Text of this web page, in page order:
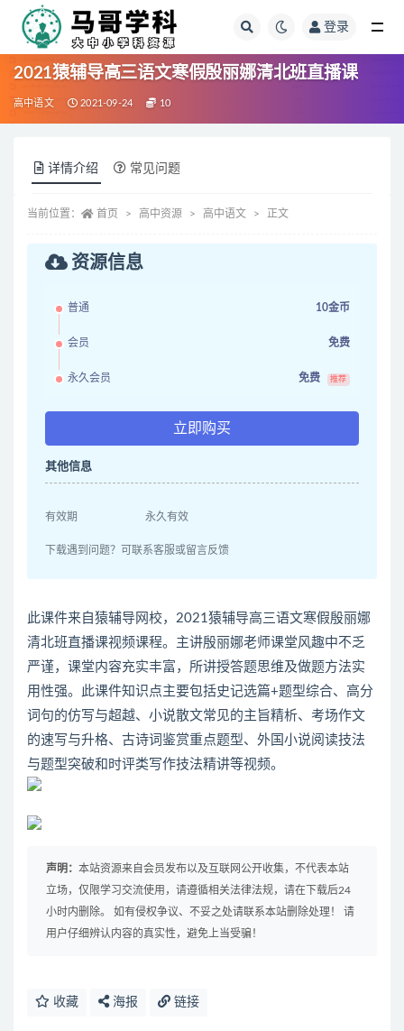
登录
2021猿辅导高三语文寒假殷丽娜清北班直播课
高中语文 2021-09-24 10
详情介绍 常见问题
当前位置： 首页 高中资源 高中语文 正文
资源信息
普通 10金币
会员 免费
永久会员 免费 推荐
立即购买
其他信息
有效期 永久有效
下载遇到问题？可联系客服或留言反馈
此课件来自猿辅导网校，2021猿辅导高三语文寒假殷丽娜
清北班直播课视频课程。主讲殷丽娜老师课堂风趣中不乏
严谨，课堂内容充实丰富，所讲授答题思维及做题方法实
用性强。此课件知识点主要包括史记选篇+题型综合、高分
词句的仿写与超越、小说散文常见的主旨精析、考场作文
的速写与升格、古诗词鉴赏重点题型、外国小说阅读技法
与题型突破和时评类写作技法精讲等视频。
声明： 本站资源来自会员发布以及互联网公开收集，不代表本站
立场，仅限学习交流使用，请遵循相关法律法规，请在下载后24
小时内删除。 如有侵权争议、不妥之处请联系本站删除处理！ 请
用户仔细辨认内容的真实性，避免上当受骗！
收藏 海报 链接
全部